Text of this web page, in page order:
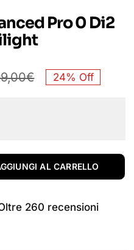
Pro 0 Di2
€
era:
6.599,00€.
è:
4.990,00€.
24% Off
AL CARRELLO
260 recensioni